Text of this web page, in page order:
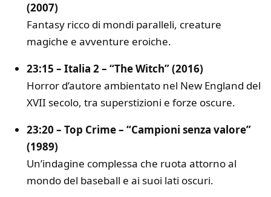
(2007)
Fantasy ricco di mondi paralleli, creature
magiche e avventure eroiche.
23:15 – Italia 2 – “The Witch” (2016)
Horror d’autore ambientato nel New England del
XVII secolo, tra superstizioni e forze oscure.
23:20 – Top Crime – “Campioni senza valore”
(1989)
Un’indagine complessa che ruota attorno al
mondo del baseball e ai suoi lati oscuri.